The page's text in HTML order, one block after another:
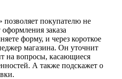
покупателю не
заказа
форму, и через короткое
магазина. Он уточнит
на вопросы, касающиеся
А также подскажет о